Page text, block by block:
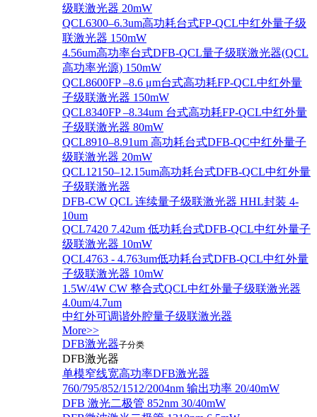
级联激光器 20mW
QCL6300–6.3um高功耗台式FP-QCL中红外量子级
联激光器 150mW
4.56um高功率台式DFB-QCL量子级联激光器(QCL
高功率光源) 150mW
QCL8600FP –8.6 μm台式高功耗FP-QCL中红外量
子级联激光器 150mW
QCL8340FP –8.34um 台式高功耗FP-QCL中红外量
子级联激光器 80mW
QCL8910–8.91um 高功耗台式DFB-QC中红外量子
级联激光器 20mW
QCL12150–12.15um高功耗台式DFB-QCL中红外量
子级联激光器
DFB-CW QCL 连续量子级联激光器 HHL封装 4-
10um
QCL7420 7.42um 低功耗台式DFB-QCL中红外量子
级联激光器 10mW
QCL4763 - 4.763um低功耗台式DFB-QCL中红外量
子级联激光器 10mW
1.5W/4W CW 整合式QCL中红外量子级联激光器
4.0um/4.7um
中红外可调谐外腔量子级联激光器
More>>
DFB激光器子分类
DFB激光器
单模窄线宽高功率DFB激光器
760/795/852/1512/2004nm 输出功率 20/40mW
DFB 激光二极管 852nm 30/40mW